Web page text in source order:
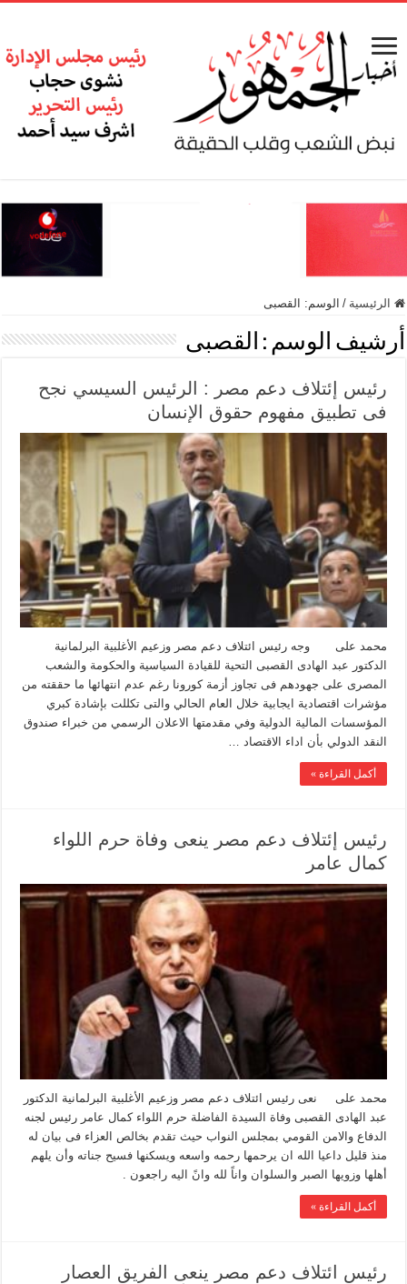
الرئيسية / الوسم: القصبى
أرشيف الوسم : القصبى
رئيس إئتلاف دعم مصر : الرئيس السيسي نجح
فى تطبيق مفهوم حقوق الإنسان
محمد على وجه رئيس ائتلاف دعم مصر وزعيم الأغلبية البرلمانية
الدكتور عبد الهادى القصبى التحية للقيادة السياسية والحكومة والشعب
المصرى على جهودهم فى تجاوز أزمة كورونا رغم عدم انتهائها ما حققته من
مؤشرات اقتصادية ايجابية خلال العام الحالي والتى تكللت بإشادة كبري
المؤسسات المالية الدولية وفي مقدمتها الاعلان الرسمي من خبراء صندوق
النقد الدولي بأن اداء الاقتصاد …
أكمل القراءة »
رئيس إئتلاف دعم مصر ينعى وفاة حرم اللواء
كمال عامر
محمد على نعى رئيس ائتلاف دعم مصر وزعيم الأغلبية البرلمانية الدكتور
عبد الهادى القصبى وفاة السيدة الفاضلة حرم اللواء كمال عامر رئيس لجنه
الدفاع والامن القومي بمجلس النواب حيث تقدم بخالص العزاء فى بيان له
منذ قليل داعيا الله ان يرحمها رحمه واسعه ويسكنها فسيح جناته وأن يلهم
أهلها وزويها الصبر والسلوان واناً لله وانً اليه راجعون .
أكمل القراءة »
رئيس ائتلاف دعم مصر ينعى الفريق العصار